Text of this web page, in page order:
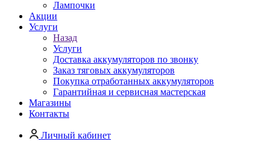
Лампочки
Акции
Услуги
Назад
Услуги
Доставка аккумуляторов по звонку
Заказ тяговых аккумуляторов
Покупка отработанных аккумуляторов
Гарантийная и сервисная мастерская
Магазины
Контакты
Личный кабинет